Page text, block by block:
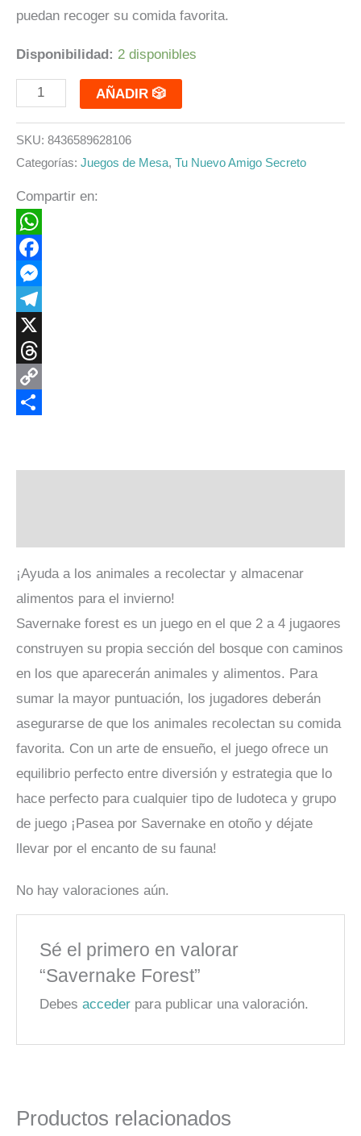
puedan recoger su comida favorita.
Disponibilidad: 2 disponibles
AÑADIR 🎲
SKU: 8436589628106
Categorías: Juegos de Mesa, Tu Nuevo Amigo Secreto
Compartir en:
WhatsApp
Facebook
Messenger
Telegram
X
Threads
Copy
¡Ayuda a los animales a recolectar y almacenar
alimentos para el invierno!
Savernake forest es un juego en el que 2 a 4 jugaores
construyen su propia sección del bosque con caminos
en los que aparecerán animales y alimentos. Para
sumar la mayor puntuación, los jugadores deberán
asegurarse de que los animales recolectan su comida
favorita. Con un arte de ensueño, el juego ofrece un
equilibrio perfecto entre diversión y estrategia que lo
hace perfecto para cualquier tipo de ludoteca y grupo
de juego ¡Pasea por Savernake en otoño y déjate
llevar por el encanto de su fauna!
No hay valoraciones aún.
Sé el primero en valorar
“Savernake Forest”
Debesacceder para publicar una valoración.
Productos relacionados